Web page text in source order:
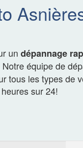
un dépannage
Notre équipe de
tous les types de
sur 24!